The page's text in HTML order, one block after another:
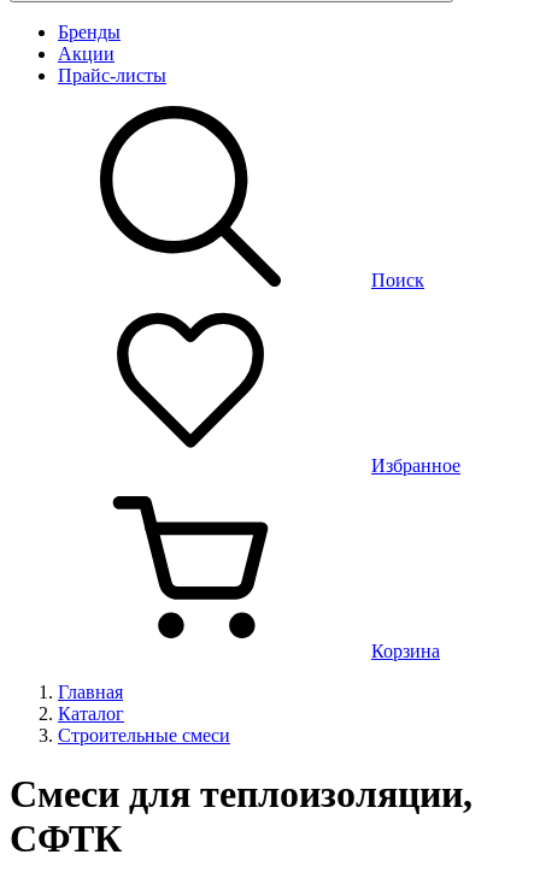
Бренды
Акции
Прайс-листы
Поиск
Избранное
Корзина
Главная
Каталог
Строительные смеси
Смеси для теплоизоляции,
СФТК